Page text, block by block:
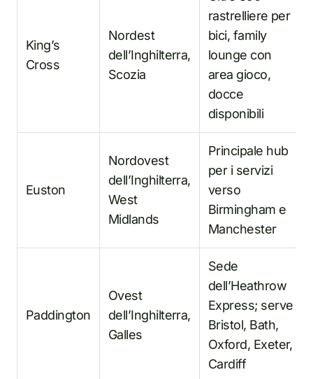
King’s
Cross
Nordest
dell’Inghilterra,
Scozia
rastrelliere per
bici, family
lounge con
area gioco,
docce
disponibili
Euston
Nordovest
dell’Inghilterra,
West
Midlands
Principale hub
per i servizi
verso
Birmingham e
Manchester
Paddington
Ovest
dell’Inghilterra,
Galles
Sede
dell’Heathrow
Express; serve
Bristol, Bath,
Oxford, Exeter,
Cardiff